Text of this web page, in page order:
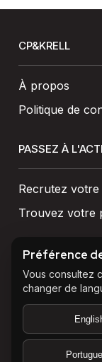
CP&KRELL
À propos
Politique de
PASSEZ À
Recrutez
Trouvez votre
ÉCHANGER
Parlons-en
Préférence
Vous consultez
changer de